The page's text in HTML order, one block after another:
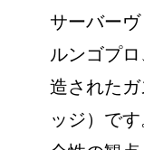
サーバー
ルンゴプ
造された
ッジ）で